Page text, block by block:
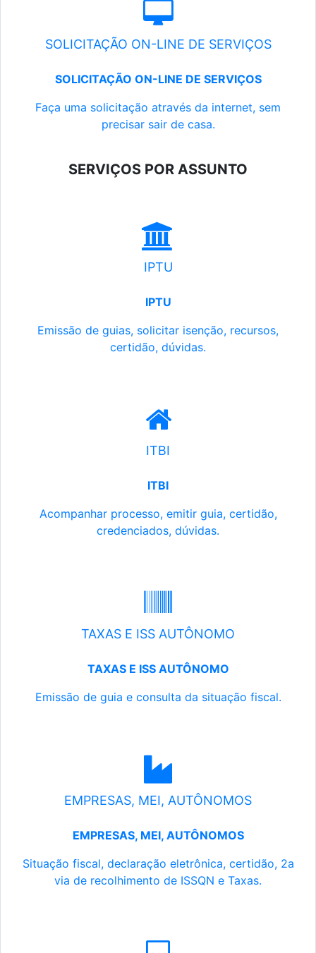
SOLICITAÇÃO ON-LINE DE SERVIÇOS
SOLICITAÇÃO ON-LINE DE SERVIÇOS
Faça uma solicitação através da internet, sem
precisar sair de casa.
SERVIÇOS POR ASSUNTO
IPTU
IPTU
Emissão de guias, solicitar isenção, recursos,
certidão, dúvidas.
ITBI
ITBI
Acompanhar processo, emitir guia, certidão,
credenciados, dúvidas.
TAXAS E ISS AUTÔNOMO
TAXAS E ISS AUTÔNOMO
Emissão de guia e consulta da situação fiscal.
EMPRESAS, MEI, AUTÔNOMOS
EMPRESAS, MEI, AUTÔNOMOS
Situação fiscal, declaração eletrônica, certidão, 2a
via de recolhimento de ISSQN e Taxas.